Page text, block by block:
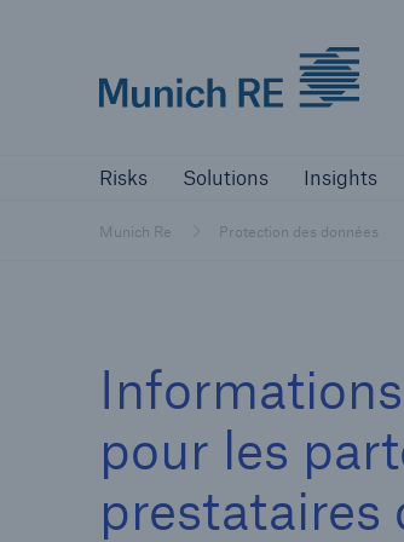
Risks Solutions Insights
Munich Re Protection des données
pour les
prestataires